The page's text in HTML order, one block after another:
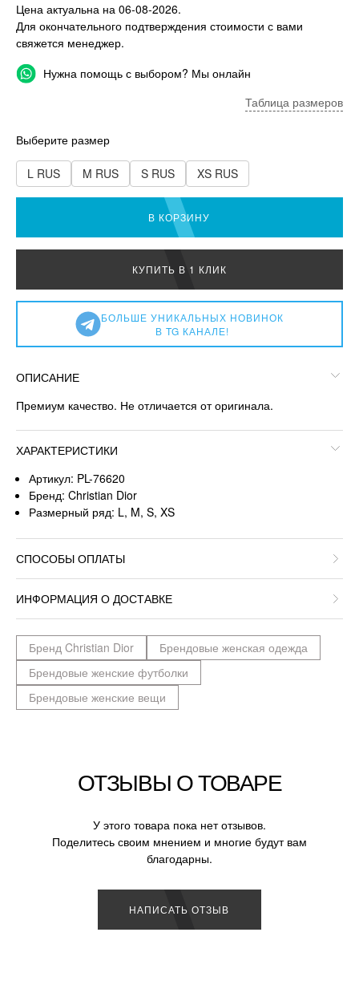
Цена актуальна на 06-08-2026.
Для окончательного подтверждения стоимости с вами
свяжется менеджер.
Нужна помощь с выбором? Мы онлайн
Таблица размеров
Выберите размер
L RUS M RUS S RUS XS RUS
В КОРЗИНУ
КУПИТЬ В 1 КЛИК
БОЛЬШЕ УНИКАЛЬНЫХ НОВИНОК
В TG КАНАЛЕ!
ОПИСАНИЕ
Премиум качество. Не отличается от оригинала.
ХАРАКТЕРИСТИКИ
Артикул: PL-76620
Бренд: Christian Dior
Размерный ряд: L, M, S, XS
СПОСОБЫ ОПЛАТЫ
ИНФОРМАЦИЯ О ДОСТАВКЕ
Бренд Christian Dior
Брендовые женская одежда
Брендовые женские футболки
Брендовые женские вещи
ОТЗЫВЫ О ТОВАРЕ
У этого товара пока нет отзывов.
Поделитесь своим мнением и многие будут вам
благодарны.
НАПИСАТЬ ОТЗЫВ